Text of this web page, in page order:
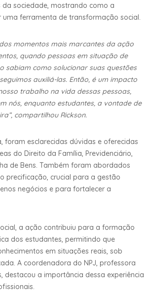
da sociedade, mostrando como a
ferramenta de transformação social.
momentos mais marcantes da ação
quando pessoas em situação de
sabiam como solucionar suas questões
auxiliá-las. Então, é um impacto
trabalho na vida dessas pessoas,
nós, enquanto estudantes, a vontade de
compartilhou Rickson.
foram esclarecidas dúvidas e oferecidas
do Direito da Família, Previdenciário,
de Bens. Também foram abordados
precificação, crucial para a gestão
negócios e para fortalecer a
a ação contribuiu para a formação
dos estudantes, permitindo que
em situações reais, sob
A coordenadora do NPJ, professora
destacou a importância dessa experiência